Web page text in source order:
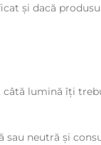
și dacă
lumină îți
neutră și